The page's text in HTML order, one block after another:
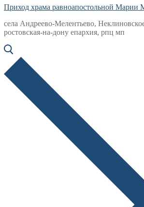
Приход храма равноапостольной Марии
села Андреево-Мелентьево,
ростовская-на-дону епархия, рпц мп